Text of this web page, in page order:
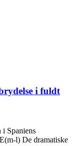
i fuldt
i Spaniens
l) De dramatiske